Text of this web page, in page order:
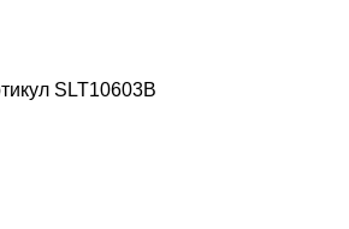
SLT10603B